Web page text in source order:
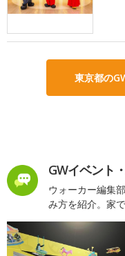
東京都の
GWイベント
ウォーカー編集
み方を紹介。家